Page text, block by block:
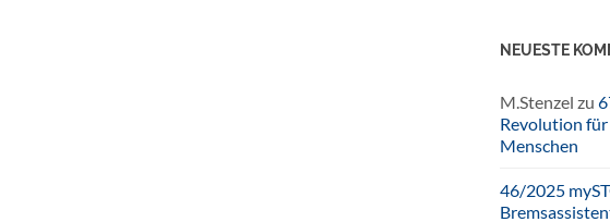
NEUESTE
M.Stenzel zu
Revolution
Menschen
46/2025